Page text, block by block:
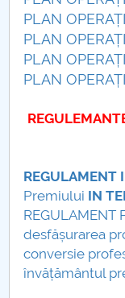
Relații
PNRR
Protecția
UNIVERSITATE
IOSUD/CSUD-
PLAN
PLAN
PLAN
PLAN
REGULAMENT
Premiului IN
REGULAMENT
desfășurarea
conversie
învățământul